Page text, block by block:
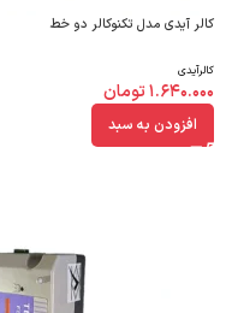
کالر آیدی مدل تکنوکالر دو خط
کالرآیدی
۱.۶۴۰.۰۰۰تومان
افزودن به سبد